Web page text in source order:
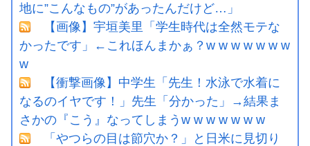
地に”こんなもの”があったんだけど…」
【画像】宇垣美里「学生時代は全然モテな
かったです」←これほんまかぁ？w w w w w w w
w
【衝撃画像】中学生「先生！水泳で水着に
なるのイヤです！」先生「分かった」→結果ま
さかの『こう』なってしまうw w w w w w w
「やつらの目は節穴か？」と日米に見切り